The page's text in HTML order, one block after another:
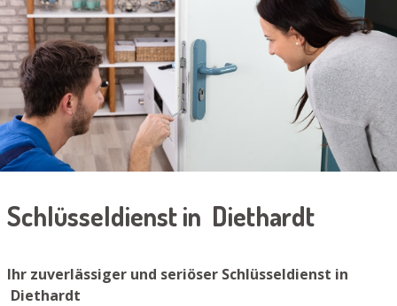
Schlüsseldienst in Diethardt
Ihr zuverlässiger und seriöser Schlüsseldienst in
Diethardt